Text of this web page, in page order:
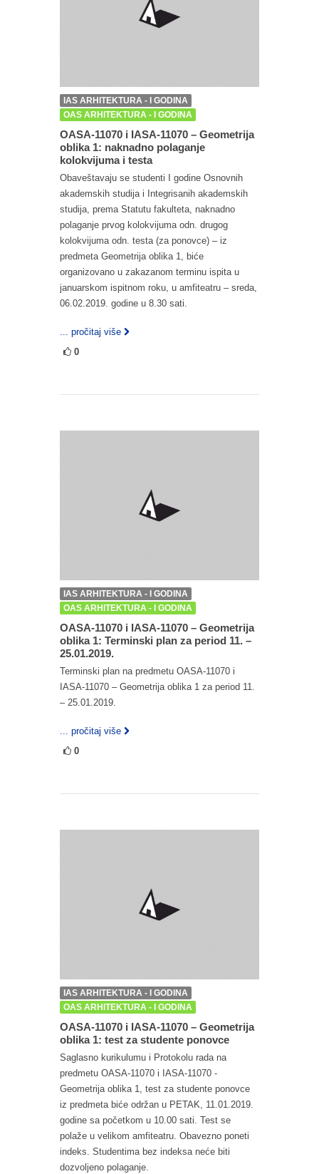
IAS ARHITEKTURA - I GODINA
OAS ARHITEKTURA - I GODINA
OASA-11070 i IASA-11070 – Geometrija
oblika 1: naknadno polaganje
kolokvijuma i testa
Obaveštavaju se studenti I godine Osnovnih
akademskih studija i Integrisanih akademskih
studija, prema Statutu fakulteta, naknadno
polaganje prvog kolokvijuma odn. drugog
kolokvijuma odn. testa (za ponovce) – iz
predmeta Geometrija oblika 1, biće
organizovano u zakazanom terminu ispita u
januarskom ispitnom roku, u amfiteatru – sreda,
06.02.2019. godine u 8.30 sati.
... pročitaj više
0
IAS ARHITEKTURA - I GODINA
OAS ARHITEKTURA - I GODINA
OASA-11070 i IASA-11070 – Geometrija
oblika 1: Terminski plan za period 11. –
25.01.2019.
Terminski plan na predmetu OASA-11070 i
IASA-11070 – Geometrija oblika 1 za period 11.
– 25.01.2019.
... pročitaj više
0
IAS ARHITEKTURA - I GODINA
OAS ARHITEKTURA - I GODINA
OASA-11070 i IASA-11070 – Geometrija
oblika 1: test za studente ponovce
Saglasno kurikulumu i Protokolu rada na
predmetu OASA-11070 i IASA-11070 -
Geometrija oblika 1, test za studente ponovce
iz predmeta biće održan u PETAK, 11.01.2019.
godine sa početkom u 10.00 sati. Test se
polaže u velikom amfiteatru. Obavezno poneti
indeks. Studentima bez indeksa neće biti
dozvoljeno polaganje.